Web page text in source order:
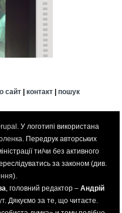
сайт| контакт| пошук
. У логотипі використана
. Передрук авторських
ти/чи без активного
за законом (див.
).
, головний редактор – Андрій
. Дякуємо за те, що читаєте.